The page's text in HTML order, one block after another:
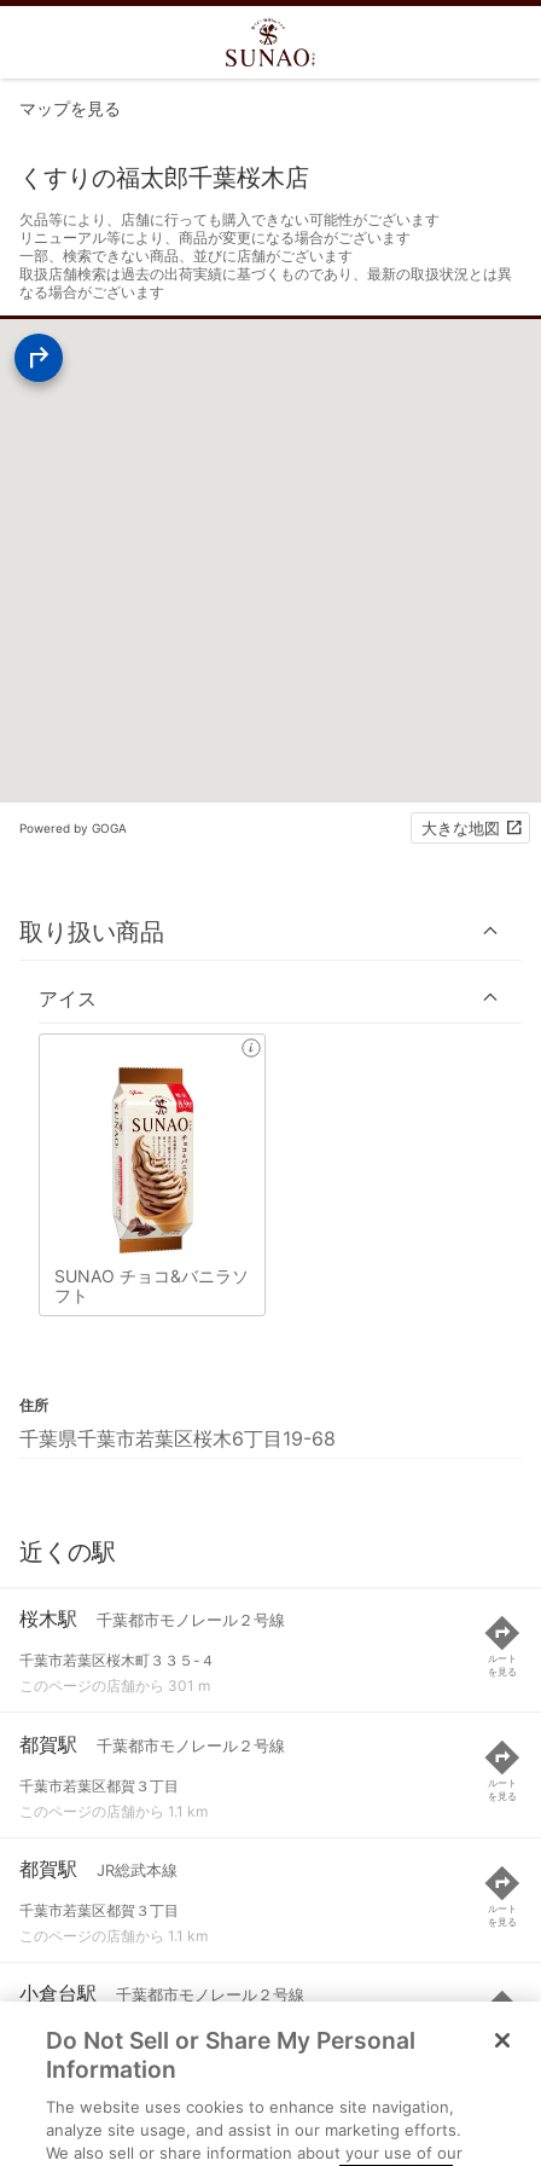
マップを見る
くすりの福太郎千葉桜木店
欠品等により、店舗に行っても購入できない可能性がございます
リニューアル等により、商品が変更になる場合がございます
一部、検索できない商品、並びに店舗がございます
取扱店舗検索は過去の出荷実績に基づくものであり、最新の取扱状況とは異
なる場合がございます
Powered by GOGA 大きな地図
取り扱い商品
アイス
SUNAO チョコ&バニラソ
フト
住所
千葉県千葉市若葉区桜木6丁目19-68
近くの駅
桜木駅 千葉都市モノレール２号線
千葉市若葉区桜木町３３５-４
このページの店舗から 301 m
ルート
を見る
都賀駅 千葉都市モノレール２号線
千葉市若葉区都賀３丁目
このページの店舗から 1.1 km
ルート
を見る
都賀駅 JR総武本線
千葉市若葉区都賀３丁目
このページの店舗から 1.1 km
ルート
を見る
小倉台駅 千葉都市モノレール２号線
千葉市若葉区小倉台４-１７３１-１
このページの店舗から 1.2 km
ルート
を見る
千城台北駅 千葉都市モノレール２号線
千葉市若葉区千城台北１-２-２
Do Not Sell or Share My Personal
Information
The website uses cookies to enhance site navigation,
analyze site usage, and assist in our marketing efforts.
We also sell or share information about your use of our